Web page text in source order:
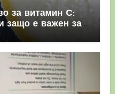
за витамин С:
защо е важен за